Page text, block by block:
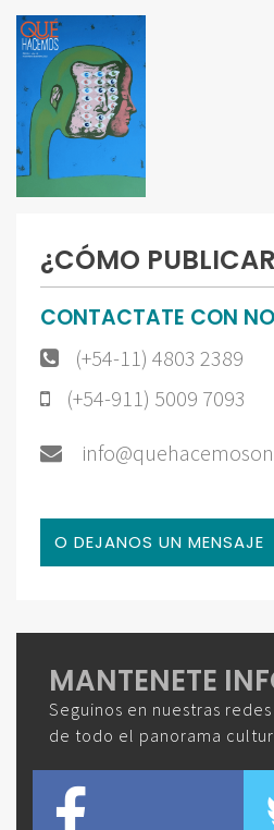
¿CÓMO
CONTACTATE CON
(+54-11) 4803 2389
(+54-911) 5009 7093
O DEJANOS UN MENSAJE
MANTENETE
Seguinos en nuestras
de todo el panorama